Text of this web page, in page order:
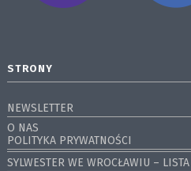
STRONY
NEWSLETTER
O NAS
POLITYKA PRYWATNOŚCI
SYLWESTER WE WROCŁAWIU –